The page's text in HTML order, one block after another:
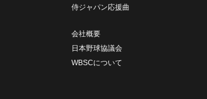
侍ジャパン応援曲
会社概要
日本野球協議会
WBSCについて